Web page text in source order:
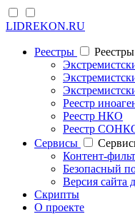
LIDREKON.RU
Реестры
Реестры
Реестр
Реестр НКО
Реестр
Cервисы
Контент-
Безопасный
Версия сайта
Скрипты
О проекте